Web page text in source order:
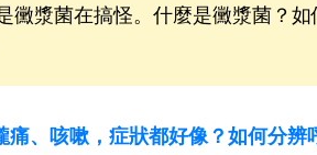
黴漿菌在搞怪。什麼是黴漿菌？
、咳嗽，症狀都好像？如何分辨